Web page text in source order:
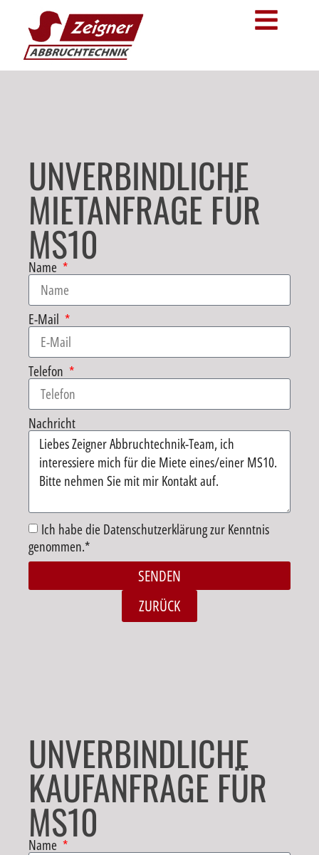
UNVERBINDLICHE
MIETANFRAGE FÜR
MS10
Name
E-Mail
Telefon
Nachricht
Ich habe die Datenschutzerklärung zur Kenntnis
genommen.*
SENDEN
ZURÜCK
UNVERBINDLICHE
KAUFANFRAGE FÜR
MS10
Name